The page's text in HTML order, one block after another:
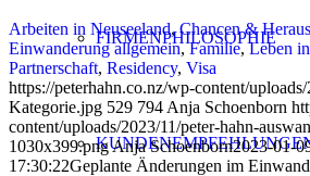
FIRMENPHILOSOPHIE
Arbeiten in Neuseeland,Chancen &
Einwanderung allgemein,Familie,Leben
Partnerschaft, Residency, Visa
https://peterhahn.co.nz/wp-content/
Kategorie.jpg 529 794 Anja Schoenborn
content/uploads/2023/11/peter-hahn-
1030x399.pngAnja Schoenborn2023-01-
17:30:22Geplante Änderungen im